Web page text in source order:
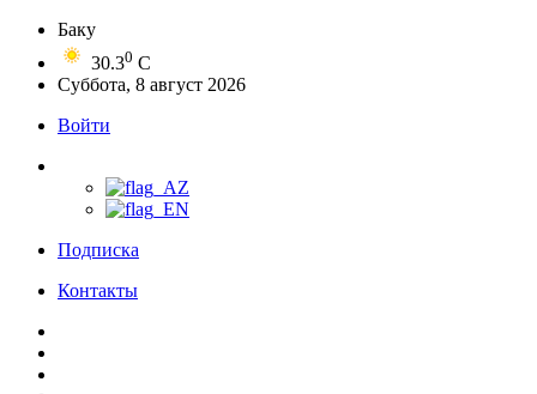
Баку
30.30 C
Суббота, 8 август 2026
Войти
Подписка
Контакты